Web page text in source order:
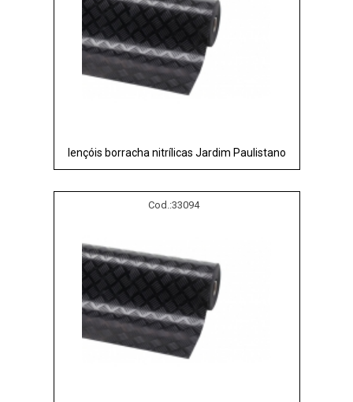
lençóis borracha nitrílicas Jardim Paulistano
Cod.:33094